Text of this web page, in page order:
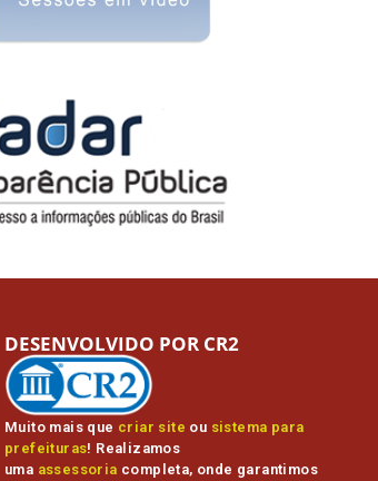
Muito mais que criar site ou sistema para
prefeituras! Realizamos
uma assessoria completa, onde garantimos
DESENVOLVIDO POR CR2